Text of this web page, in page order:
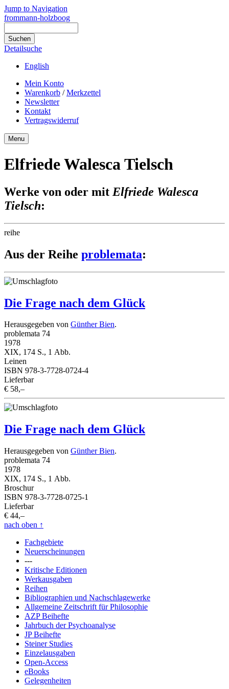
Jump to Navigation
frommann-holzboog
Detailsuche
English
Mein Konto
Warenkorb /Merkzettel
Newsletter
Kontakt
Vertragswiderruf
Menu
Elfriede Walesca Tielsch
Werke von oder mit Elfriede Walesca
Tielsch:
reihe
Aus der Reihe problemata:
Die Frage nach dem Glück
Herausgegeben von Günther Bien.
problemata 74
1978
XIX, 174 S., 1 Abb.
Leinen
ISBN 978-3-7728-0724-4
Lieferbar
€ 58,–
Die Frage nach dem Glück
Herausgegeben von Günther Bien.
problemata 74
1978
XIX, 174 S., 1 Abb.
Broschur
ISBN 978-3-7728-0725-1
Lieferbar
€ 44,–
nach oben ↑
Fachgebiete
Neuerscheinungen
---
Kritische Editionen
Werkausgaben
Reihen
Bibliographien und Nachschlagewerke
Allgemeine Zeitschrift für Philosophie
AZP Beihefte
Jahrbuch der Psychoanalyse
JP Beihefte
Steiner Studies
Einzelausgaben
Open-Access
eBooks
Gelegenheiten